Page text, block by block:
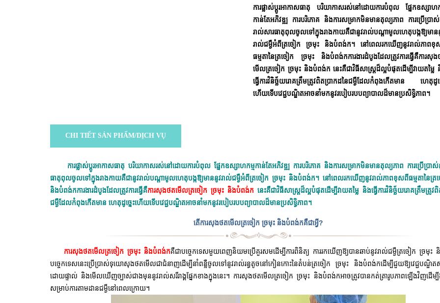
ការផ្លាស់ប្តូរអាកាសធាតុ បរិយាកាសរស់នៅដោយការបំពុល ផ្នែកឧស្សាហក
កាន់តែអភិវឌ្ឍ ការបរិភោគ និងការសម្រាកមិនមានតុល្យភាព ការប្រើប្រា
រាល់សារធាតុពុលចូលទៅក្នុងរាងកាយគឺជានូវរាល់បណ្តាមូលហេតុបង្កឱ្យមាន
រាល់ជម្ងឺអំពីត្រចៀក ច្រមុះ និងបំពង់ក។ នៅពេលរកឃើញនូវរាល់ភាពខុ
ធម្មតានៃត្រចៀក ច្រមុះ និងបំពង់កការងារដំបូងដែលត្រូវការធ្វើគឺការសុង
មើលត្រចៀក ច្រមុះ និងបំពង់ក នេះគឺជាវិធីសាស្ត្រដ៏ល្អបំផុតដើម្បីវាយតម្លៃ
ធ្វើការវិនិច្ឆ័យរោគត្រឹមត្រូវពិតប្រាកដនៃជម្ងឺដែលកំពុងកើតមាន ហេតុដូច្
ហើយទើបវេជ្ជបណ្ឌិតអាចនាំមកនូវរបៀបរបបព្យាបាលដ៏មានប្រសិទ្ធិភាព។
CHI TIẾT SẢN PHẨM/DỊCH VỤ
ការផ្លាស់ប្តូរអាកាសធាតុ បរិយាកាសរស់នៅដោយការបំពុល ផ្នែកឧស្សាហកម្មកាន់តែអភិវឌ្ឍ ការបរិភោគ និងការសម្រាកមិនមានតុល្យភាព ការប្រើប្រាស់
ធាតុពុលចូលទៅក្នុងរាងកាយគឺជានូវរាល់បណ្តាមូលហេតុបង្កឱ្យមាននូវរាល់ជម្ងឺអំពីត្រចៀក ច្រមុះ និងបំពង់ក។ នៅពេលរកឃើញនូវរាល់ភាពខុសពីធម្មតានៃត្រ
និងបំពង់កការងារដំបូងដែលត្រូវការធ្វើគឺការសុងថតមើលត្រចៀក ច្រមុះ និងបំពង់កនេះគឺជាវិធីសាស្ត្រដ៏ល្អបំផុតដើម្បីវាយតម្លៃ និងធ្វើការវិនិច្ឆ័យរោគត្រឹមត្រូវ
ជម្ងឺដែលកំពុងកើតមាន ហេតុដូច្នេះហើយទើបវេជ្ជបណ្ឌិតអាចនាំមកនូវរបៀបរបបព្យាបាលដ៏មានប្រសិទ្ធិភាព។
តើការសុងថតមើលត្រចៀក ច្រមុះ និងបំពង់កគឺជាអ្វី?
ការសុងថតមើលត្រចៀក ច្រមុះ និងបំពង់កគឺជាបច្ចេកទេសមួយពេញនិយមប្រើគួរសមដើម្បីការពិនិត្យ ការរកឃើញឱ្យបានឆាប់នូវរាល់ជម្ងឺត្រចៀក ច្រមុះ
បច្ចេកទេសនេះប្រើប្រាស់ទុយោសុងថតមើលជាជំនាញដើម្បីនាំពន្លឺចូលទៅនូវរាល់រន្ធតូចនៅកៀនកោះនៃតំបន់ត្រចៀក ច្រមុះ និងបំពង់កដើម្បីជួយឱ្យវេជ្ជបណ្ឌិត
ដោយផ្ទាល់ និងមើលឃើញច្បាស់ជាងមុននូវរាល់សរីរាង្គផ្នែកខាងក្នុងនេះ។ ការសុងថតមើលត្រចៀក ច្រមុះ និងបំពង់កអាចត្រូវបានកត់ត្រារូបភាពឡើងវិញដើ
សម្រាប់ការតាមដានជម្ងឺនៅពេលក្រោយ។